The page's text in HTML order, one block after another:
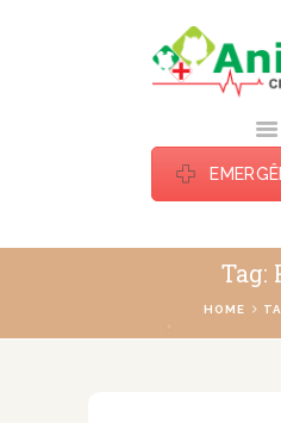
Tag:
HOME
HOME